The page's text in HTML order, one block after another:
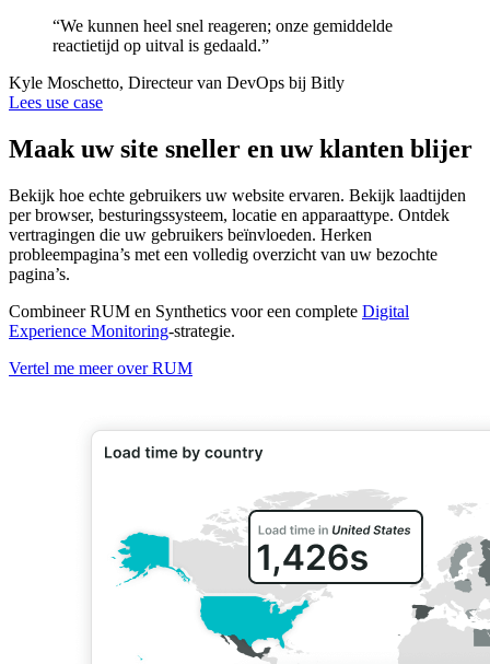
“We kunnen heel snel reageren; onze gemiddelde
reactietijd op uitval is gedaald.”
Kyle Moschetto, Directeur van DevOps bij Bitly
Lees use case
Maak uw site sneller en uw klanten blijer
Bekijk hoe echte gebruikers uw website ervaren. Bekijk laadtijden
per browser, besturingssysteem, locatie en apparaattype. Ontdek
vertragingen die uw gebruikers beïnvloeden. Herken
probleempagina’s met een volledig overzicht van uw bezochte
pagina’s.
Combineer RUM en Synthetics voor een complete Digital
Experience Monitoring-strategie.
Vertel me meer over RUM